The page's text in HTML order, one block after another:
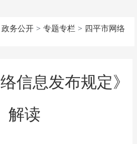
政务公开 > 专题专栏 > 四平市网络
信息发布规定》
解读